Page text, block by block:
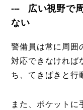
広い視野で
ない
警備員は常に周囲
対応できなければ
ち、てきぱきと行
また、ポケットに